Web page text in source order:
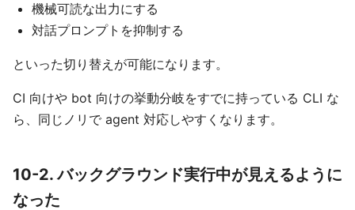
機械可読な出力にする
対話プロンプトを抑制する
といった切り替えが可能になります。
CI 向けや bot 向けの挙動分岐をすでに持っている CLI な
ら、同じノリで agent 対応しやすくなります。
10-2. バックグラウンド実行中が見えるように
なった